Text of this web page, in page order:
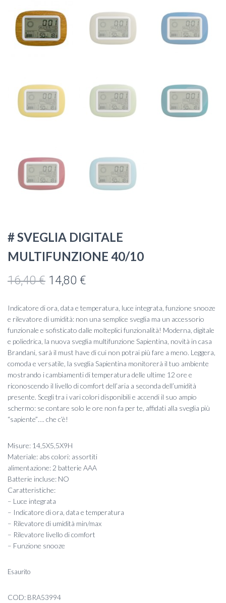
# SVEGLIA DIGITALE
MULTIFUNZIONE 40/10
16,40€ Il
originale
era:
16,40 €.
14,80 €
attuale
è:
14,80 €.
Indicatore di ora, data e temperatura, luce integrata, funzione snooze
e rilevatore di umidità: non una semplice sveglia ma un accessorio
funzionale e sofisticato dalle molteplici funzionalità! Moderna, digitale
e poliedrica, la nuova sveglia multifunzione Sapientina, novità in casa
Brandani, sarà il must have di cui non potrai più fare a meno. Leggera,
comoda e versatile, la sveglia Sapientina monitorerà il tuo ambiente
mostrando i cambiamenti di temperatura delle ultime 12 ore e
riconoscendo il livello di comfort dell’aria a seconda dell’umidità
presente. Scegli tra i vari colori disponibili e accendi il suo ampio
schermo: se contare solo le ore non fa per te, affidati alla sveglia più
“sapiente”…. che c’è!
Misure: 14,5X5,5X9H
Materiale: abs colori: assortiti
alimentazione: 2 batterie AAA
Batterie incluse: NO
Caratteristiche:
– Luce integrata
– Indicatore di ora, data e temperatura
– Rilevatore di umidità min/max
– Rilevatore livello di comfort
– Funzione snooze
Esaurito
COD: BRA53994